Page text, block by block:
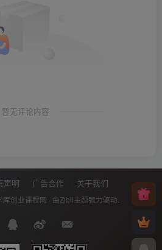
暂无评论内容
声明 广告合作 关于我们
库创业课程网 · 由Zibll主题强力驱动.